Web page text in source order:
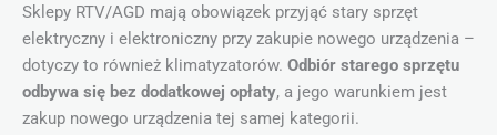
Sklepy RTV/AGD mają obowiązek przyjąć stary sprzęt
elektryczny i elektroniczny przy zakupie nowego urządzenia –
dotyczy to również klimatyzatorów. Odbiór starego sprzętu
odbywa się bez dodatkowej opłaty, a jego warunkiem jest
zakup nowego urządzenia tej samej kategorii.